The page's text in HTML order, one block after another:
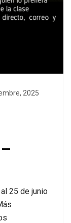
2025
25 de junio